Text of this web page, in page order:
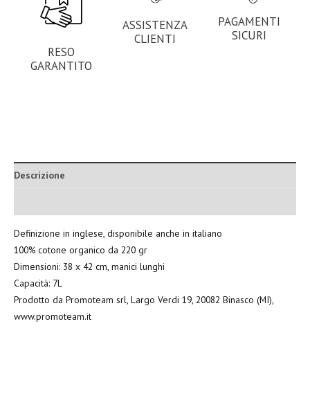
RESO
GARANTITO
ASSISTENZA
CLIENTI
PAGAMENTI
SICURI
Descrizione
Definizione in inglese, disponibile anche in italiano
100% cotone organico da 220 gr
Dimensioni: 38 x 42 cm, manici lunghi
Capacità: 7L
Prodotto da Promoteam srl, Largo Verdi 19, 20082 Binasco (MI),
www.promoteam.it